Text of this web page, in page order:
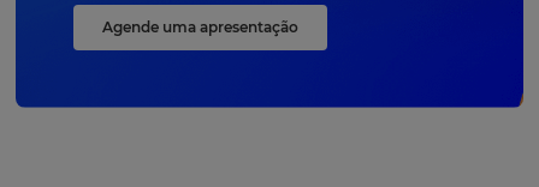
Agende uma apresentação